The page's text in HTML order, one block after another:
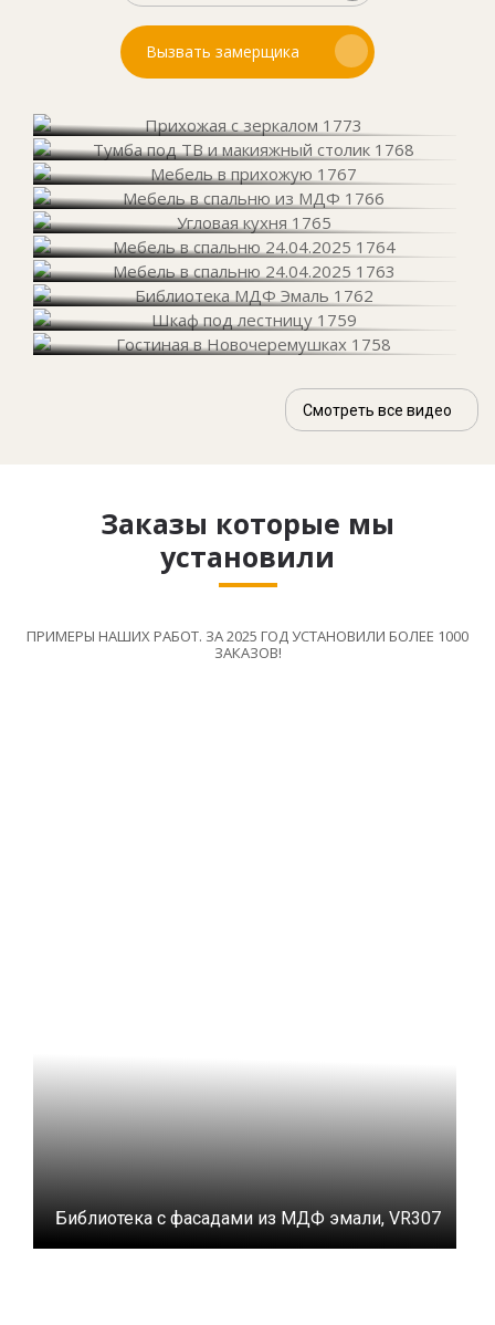
Вызвать замерщика
Смотреть все видео
Заказы которые мы
установили
ПРИМЕРЫ НАШИХ РАБОТ. ЗА 2025 ГОД УСТАНОВИЛИ БОЛЕЕ 1000
ЗАКАЗОВ!
Библиотека с фасадами из МДФ эмали, VR307